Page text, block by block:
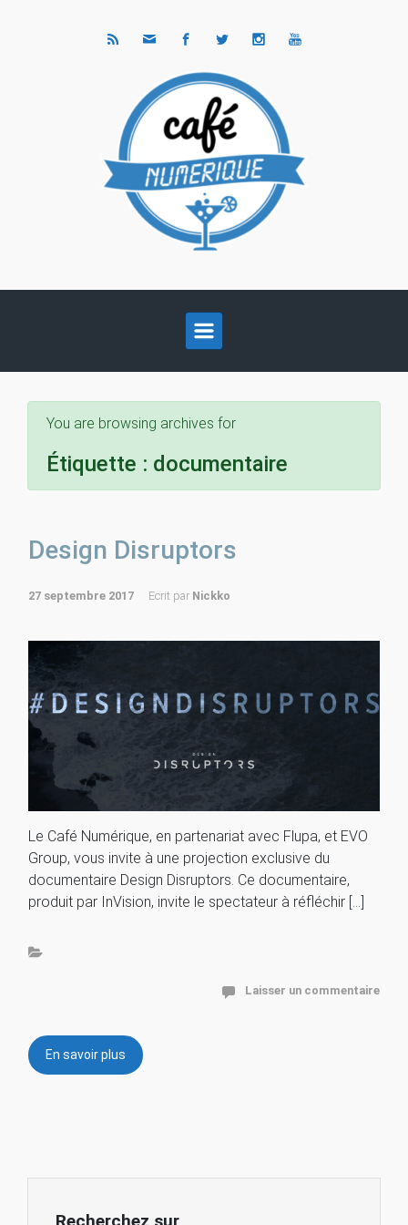
You are browsing archives for
Étiquette : documentaire
Design Disruptors
27 septembre 2017 Ecrit par Nickko
Le Café Numérique, en partenariat avec Flupa, et EVO
Group, vous invite à une projection exclusive du
documentaire Design Disruptors. Ce documentaire,
produit par InVision, invite le spectateur à réfléchir […]
Laisser un commentaire
En savoir plus